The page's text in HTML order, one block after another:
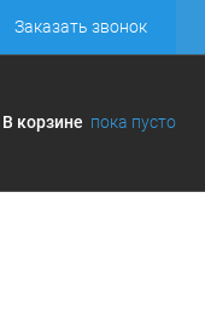
Заказать звонок
В корзине пока пусто